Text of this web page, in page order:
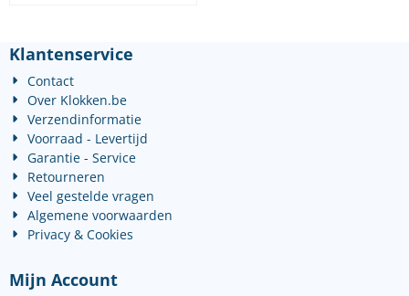
Klantenservice
Contact
Over Klokken.be
Verzendinformatie
Voorraad - Levertijd
Garantie - Service
Retourneren
Veel gestelde vragen
Algemene voorwaarden
Privacy & Cookies
Mijn Account